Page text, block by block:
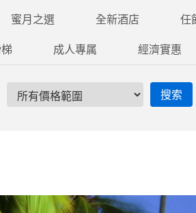
蜜月之選 全新酒店 任
成人專属 經濟實惠
搜索